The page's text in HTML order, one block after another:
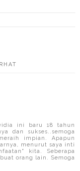
ini baru 18 tahun
dan sukses..semoga
impian. Apapun
menurut saya inti
kita. Seberapa
orang lain. Semoga